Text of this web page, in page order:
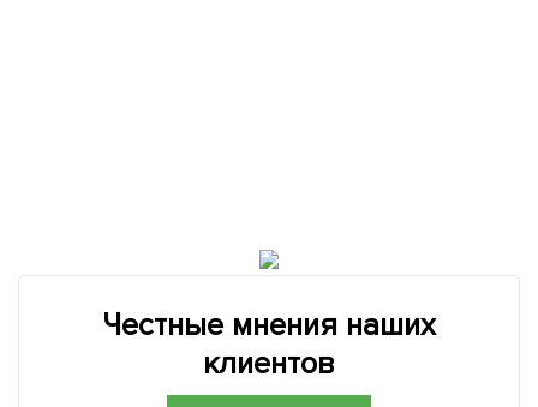
Честные мнения наших
клиентов